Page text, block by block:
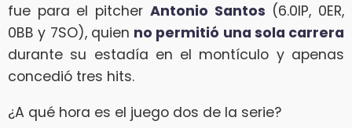
fue para el pitcher Antonio Santos (6.0IP, 0ER,
0BB y 7SO), quien no permitió una sola carrera
durante su estadía en el montículo y apenas
concedió tres hits.
¿A qué hora es el juego dos de la serie?